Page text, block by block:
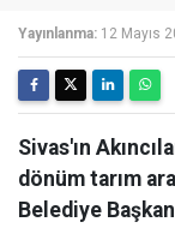
Yayınlanma: 12 Mayıs
Sivas'ın
dönüm tarım
Belediye